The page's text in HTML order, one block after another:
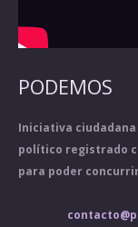
PODEMOS
Iniciativa
político registrado
para poder